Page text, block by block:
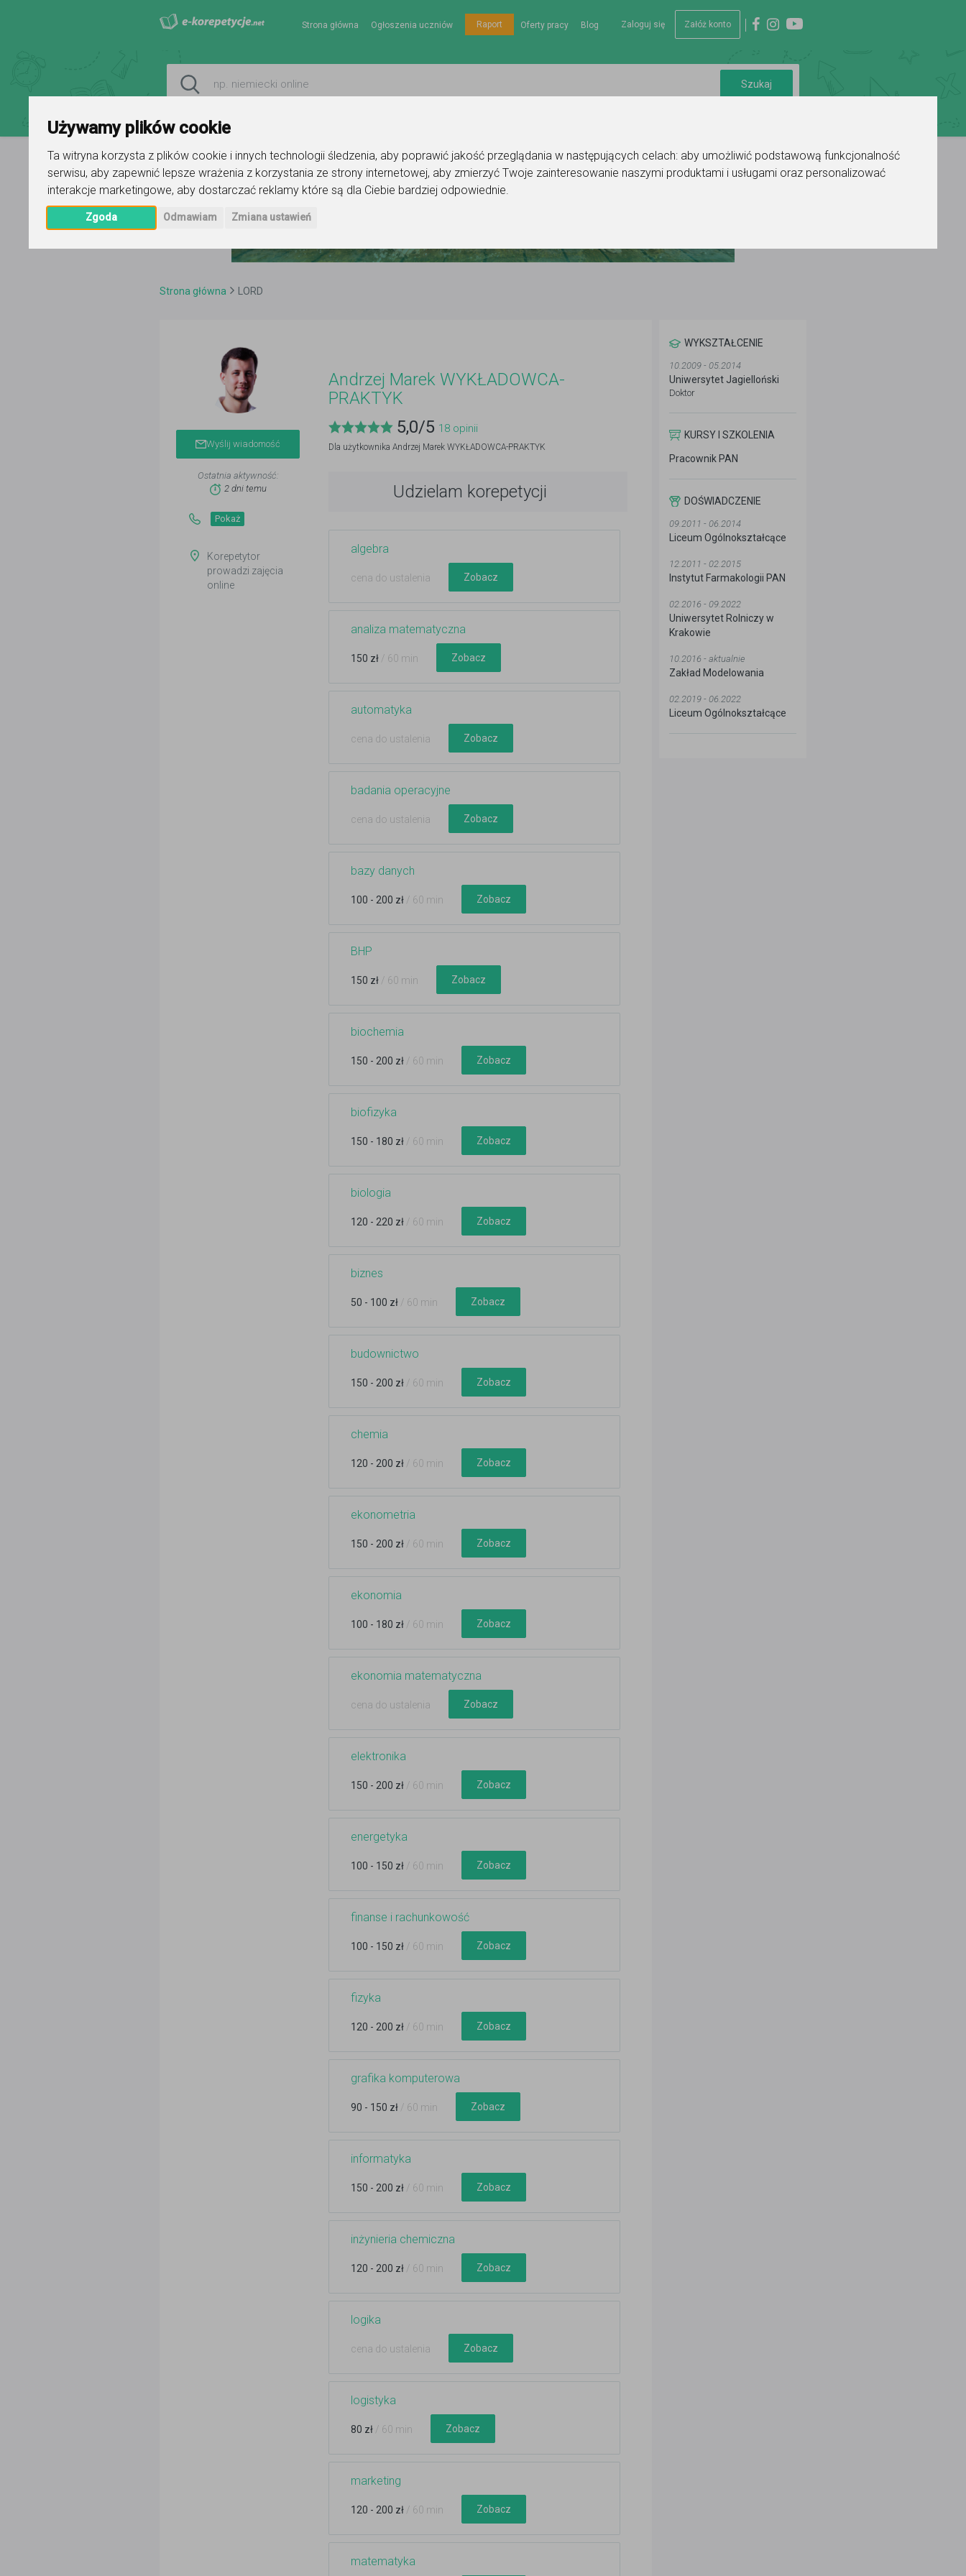
Używamy plików cookie
Ta witryna korzysta z plików cookie i innych technologii śledzenia, aby poprawić jakość przeglądania w następujących celach: aby umożliwić podstawową funkcjonalność
serwisu, aby zapewnić lepsze wrażenia z korzystania ze strony internetowej, aby zmierzyć Twoje zainteresowanie naszymi produktami i usługami oraz personalizować
interakcje marketingowe, aby dostarczać reklamy które są dla Ciebie bardziej odpowiednie.
Zgoda Odmawiam Zmiana ustawień
Zaloguj się Załóż konto
Strona główna Ogłoszenia uczniów Raport Oferty pracy Blog
Strona główna LORD
Wyślij wiadomość
Ostatnia aktywność:
2 dni temu
Pokaż
Korepetytor
prowadzi zajęcia
online
Andrzej Marek WYKŁADOWCA-
PRAKTYK
5,0/5 18 opinii
Dla użytkownika Andrzej Marek WYKŁADOWCA-PRAKTYK
Udzielam korepetycji
algebra
cena do ustalenia Zobacz
analiza matematyczna
150 zł / 60 min Zobacz
automatyka
cena do ustalenia Zobacz
badania operacyjne
cena do ustalenia Zobacz
bazy danych
100 - 200 zł / 60 min Zobacz
BHP
150 zł / 60 min Zobacz
biochemia
150 - 200 zł / 60 min Zobacz
biofizyka
150 - 180 zł / 60 min Zobacz
biologia
120 - 220 zł / 60 min Zobacz
biznes
50 - 100 zł / 60 min Zobacz
budownictwo
150 - 200 zł / 60 min Zobacz
chemia
120 - 200 zł / 60 min Zobacz
ekonometria
150 - 200 zł / 60 min Zobacz
ekonomia
100 - 180 zł / 60 min Zobacz
ekonomia matematyczna
cena do ustalenia Zobacz
elektronika
150 - 200 zł / 60 min Zobacz
energetyka
100 - 150 zł / 60 min Zobacz
finanse i rachunkowość
100 - 150 zł / 60 min Zobacz
fizyka
120 - 200 zł / 60 min Zobacz
grafika komputerowa
90 - 150 zł / 60 min Zobacz
informatyka
150 - 200 zł / 60 min Zobacz
inżynieria chemiczna
120 - 200 zł / 60 min Zobacz
logika
cena do ustalenia Zobacz
logistyka
80 zł / 60 min Zobacz
marketing
120 - 200 zł / 60 min Zobacz
matematyka
WYKSZTAŁCENIE
10.2009 - 05.2014
Uniwersytet Jagielloński
Doktor
KURSY I SZKOLENIA
Pracownik PAN
DOŚWIADCZENIE
09.2011 - 06.2014
Liceum Ogólnokształcące
12.2011 - 02.2015
Instytut Farmakologii PAN
02.2016 - 09.2022
Uniwersytet Rolniczy w
Krakowie
10.2016 - aktualnie
Zakład Modelowania
02.2019 - 06.2022
Liceum Ogólnokształcące